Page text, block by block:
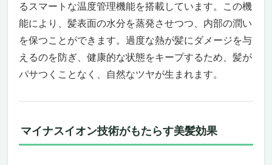
対応
コンパクトデザインで使い勝手抜群
Bopwavy 高風速ドライヤー: 高いけどすぐ乾
く、あなたの髪を輝かせる最強の相棒
毎日のヘアケアが一瞬で変わる、圧倒的な速
静音設計で快適な使用感
軽量コンパクトでどこへでも持ち運べる便利
るスマートな温度管理機能を搭載しています。この機
能により、髪表面の水分を蒸発させつつ、内部の潤い
を保つことができます。過度な熱が髪にダメージを与
えるのを防ぎ、健康的な状態をキープするため、髪が
パサつくことなく、自然なツヤが生まれます。
マイナスイオン技術がもたらす美髪効果